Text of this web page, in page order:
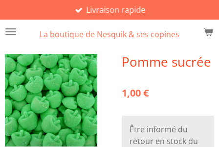
au
contenu
La boutique de Nesquik & ses copines
Livraison rapide
Pomme sucrée
1,00 €
Être informé du
retour en stock du